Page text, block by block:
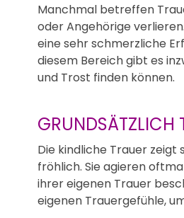
Manchmal betreffen
oder Angehörige
eine sehr schmerzliche
diesem Bereich gibt es
und Trost finden können.
GRUNDSÄTZLICH
Die kindliche Trauer zeigt
fröhlich. Sie agieren
ihrer eigenen Trauer
eigenen Trauergefühle,